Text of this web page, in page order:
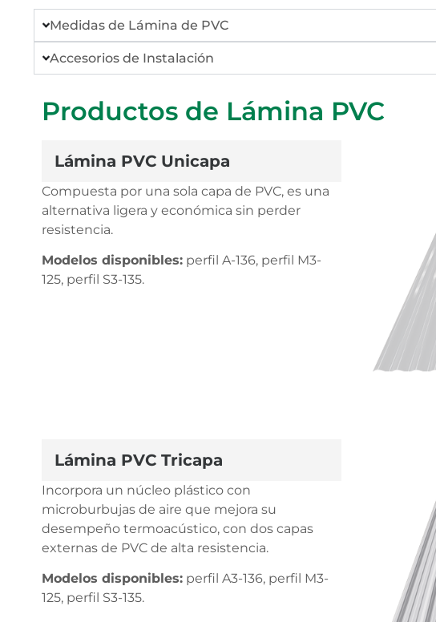
Medidas de Lámina de PVC
Accesorios de Instalación
Productos de Lámina PVC
Lámina PVC Unicapa
Compuesta por una sola capa de PVC, es una
alternativa ligera y económica sin perder
resistencia.
Modelos disponibles: perfil A-136, perfil M3-
125, perfil S3-135.
Lámina PVC Tricapa​
Incorpora un núcleo plástico con
microburbujas de aire que mejora su
desempeño termoacústico, con dos capas
externas de PVC de alta resistencia.
Modelos disponibles: perfil A3-136, perfil M3-
125, perfil S3-135.